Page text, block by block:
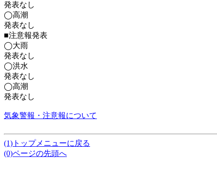
発表なし
◯高潮
発表なし
■注意報発表
◯大雨
発表なし
◯洪水
発表なし
◯高潮
発表なし
気象警報・注意報について
(1)トップメニューに戻る
(0)ページの先頭へ